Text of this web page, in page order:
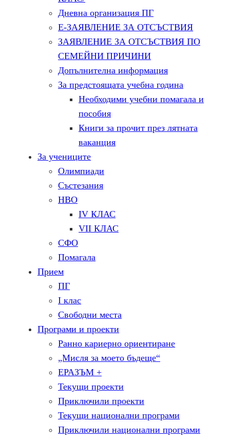
Дневна организация ПГ
Е-ЗАЯВЛЕНИЕ ЗА ОТСЪСТВИЯ
ЗАЯВЛЕНИЕ ЗА ОТСЪСТВИЯ ПО
СЕМЕЙНИ ПРИЧИНИ
Допълнителна информация
За предстоящата учебна година
Необходими учебни помагала и
пособия
Книги за прочит през лятната
ваканция
За учениците
Олимпиади
Състезания
НВО
IV КЛАС
VII КЛАС
СФО
Помагала
Прием
ПГ
I клас
Свободни места
Програми и проекти
Ранно кариерно ориентиране
„Мисля за моето бъдеще“
ЕРАЗЪМ +
Текущи проекти
Приключили проекти
Текущи национални програми
Приключили национални програми